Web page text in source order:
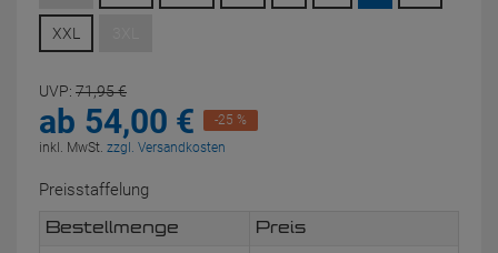
XXL
UVP: 71,95€
ab 54,00 €
-25 %
inkl. MwSt. zzgl. Versandkosten
Preisstaffelung
Bestellmenge Preis